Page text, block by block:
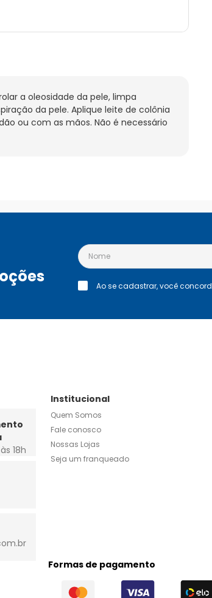
a oleosidade da pele, limpa
da pele. Aplique leite de colônia
ou com as mãos. Não é necessário
Ao se cadastrar, você
18h
Institucional
Quem Somos
Fale conosco
Nossas Lojas
Seja um franqueado
Formas de pagamento